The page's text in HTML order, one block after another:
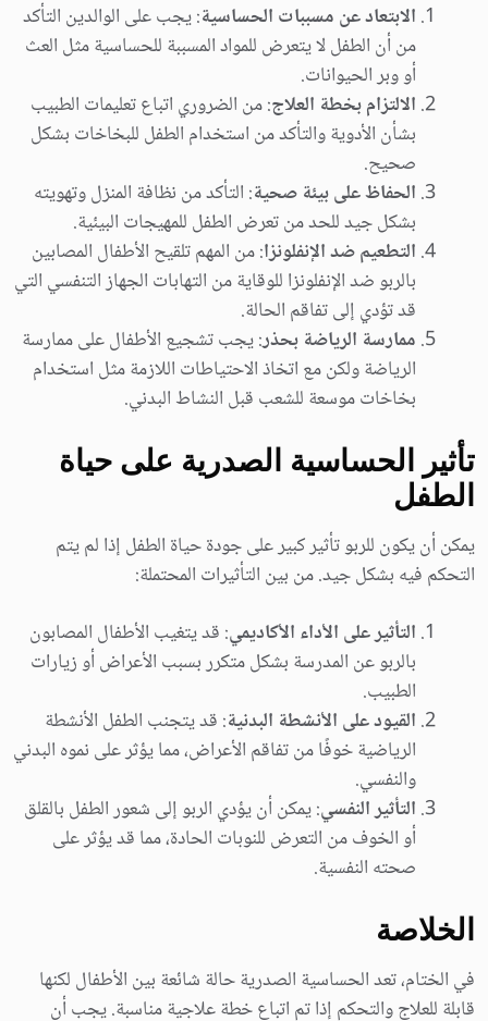
الابتعاد عن مسببات الحساسية: يجب على الوالدين التأكد
من أن الطفل لا يتعرض للمواد المسببة للحساسية مثل العث
أو وبر الحيوانات.
الالتزام بخطة العلاج: من الضروري اتباع تعليمات الطبيب
بشأن الأدوية والتأكد من استخدام الطفل للبخاخات بشكل
صحيح.
الحفاظ على بيئة صحية: التأكد من نظافة المنزل وتهويته
بشكل جيد للحد من تعرض الطفل للمهيجات البيئية.
التطعيم ضد الإنفلونزا: من المهم تلقيح الأطفال المصابين
بالربو ضد الإنفلونزا للوقاية من التهابات الجهاز التنفسي التي
قد تؤدي إلى تفاقم الحالة.
ممارسة الرياضة بحذر: يجب تشجيع الأطفال على ممارسة
الرياضة ولكن مع اتخاذ الاحتياطات اللازمة مثل استخدام
بخاخات موسعة للشعب قبل النشاط البدني.
تأثير الحساسية الصدرية على حياة
الطفل
يمكن أن يكون للربو تأثير كبير على جودة حياة الطفل إذا لم يتم
التحكم فيه بشكل جيد. من بين التأثيرات المحتملة:
التأثير على الأداء الأكاديمي: قد يتغيب الأطفال المصابون
بالربو عن المدرسة بشكل متكرر بسبب الأعراض أو زيارات
الطبيب.
القيود على الأنشطة البدنية: قد يتجنب الطفل الأنشطة
الرياضية خوفًا من تفاقم الأعراض، مما يؤثر على نموه البدني
والنفسي.
التأثير النفسي: يمكن أن يؤدي الربو إلى شعور الطفل بالقلق
أو الخوف من التعرض للنوبات الحادة، مما قد يؤثر على
صحته النفسية.
الخلاصة
في الختام، تعد الحساسية الصدرية حالة شائعة بين الأطفال لكنها
قابلة للعلاج والتحكم إذا تم اتباع خطة علاجية مناسبة. يجب أن